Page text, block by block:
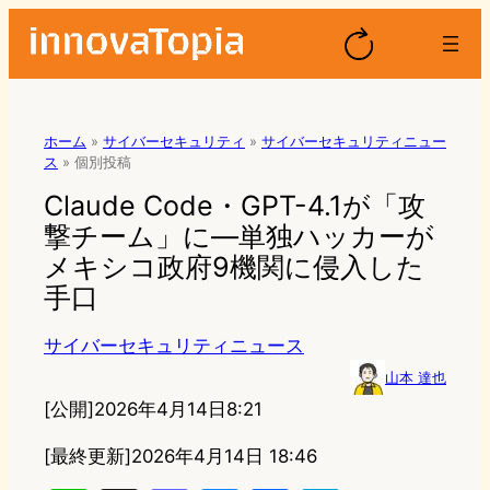
ホーム » サイバーセキュリティ » サイバーセキュリティニュー
ス » 個別投稿
Claude Code・GPT-4.1が「攻
撃チーム」に—単独ハッカーが
メキシコ政府9機関に侵入した
手口
サイバーセキュリティニュース
山本 達也
[公開]2026年4月14日8:21
[最終更新]2026年4月14日 18:46